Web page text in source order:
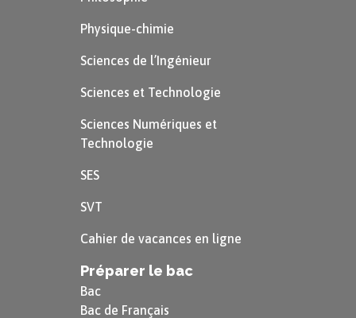
d’eau.
En faisant le bilan de la respiration
cellulaire pour une molécule de glucose,
nous obtenons :
$\text{C}_{6}\text{H}_{12}\text{O}_{6}
+ 6\,\text{O}_{2} +
6\,\text{H}_{2}\text{O} +
36\,\text{ADP} +
12\,\text{H}_{2}\text{O} +
36\,\text{ATP}$
Physique-chimie
Sciences de l’Ingénieur
Sciences et Technologie
Sciences Numériques et
Technologie
SES
SVT
Cahier de vacances en ligne
Préparer le bac
Bac
Bac de Français